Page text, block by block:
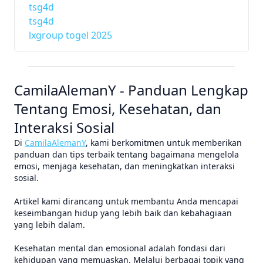
tsg4d
tsg4d
lxgroup togel 2025
CamilaAlemanY - Panduan Lengkap
Tentang Emosi, Kesehatan, dan
Interaksi Sosial
Di CamilaAlemanY, kami berkomitmen untuk memberikan
panduan dan tips terbaik tentang bagaimana mengelola
emosi, menjaga kesehatan, dan meningkatkan interaksi
sosial.
Artikel kami dirancang untuk membantu Anda mencapai
keseimbangan hidup yang lebih baik dan kebahagiaan
yang lebih dalam.
Kesehatan mental dan emosional adalah fondasi dari
kehidupan yang memuaskan. Melalui berbagai topik yang